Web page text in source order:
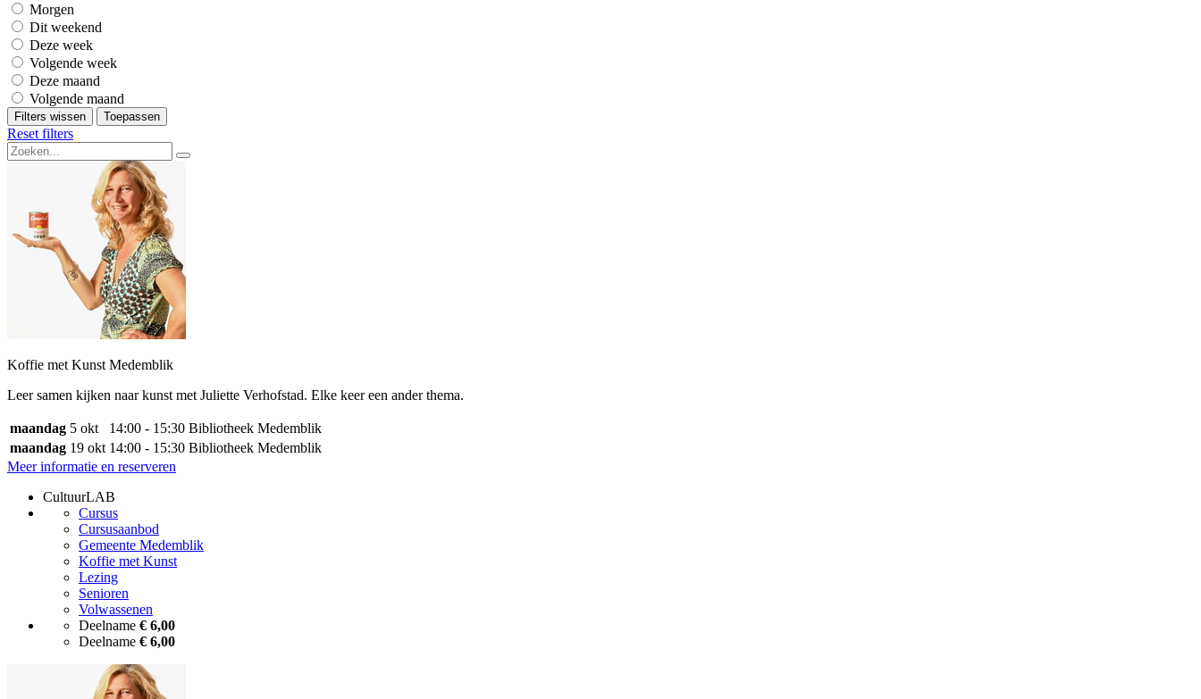
Morgen
Dit weekend
Deze week
Volgende week
Deze maand
Volgende maand
Filters wissen Toepassen
Reset filters
Koffie met Kunst Medemblik
Leer samen kijken naar kunst met Juliette Verhofstad. Elke keer een ander thema.
maandag 5 okt 14:00 - 15:30 Bibliotheek Medemblik
maandag 19 okt 14:00 - 15:30 Bibliotheek Medemblik
Meer informatie en reserveren
CultuurLAB
Cursus
Cursusaanbod
Gemeente Medemblik
Koffie met Kunst
Lezing
Senioren
Volwassenen
Deelname € 6,00
Deelname € 6,00